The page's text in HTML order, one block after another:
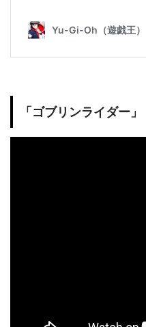
「ゴブリンライダー」